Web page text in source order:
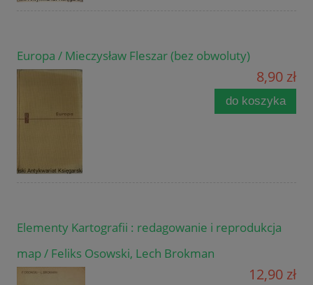
Europa / Mieczysław Fleszar (bez obwoluty)
8,90 zł
do koszyka
Elementy Kartografii : redagowanie i reprodukcja
map / Feliks Osowski, Lech Brokman
12,90 zł